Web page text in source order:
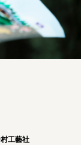
工藝社